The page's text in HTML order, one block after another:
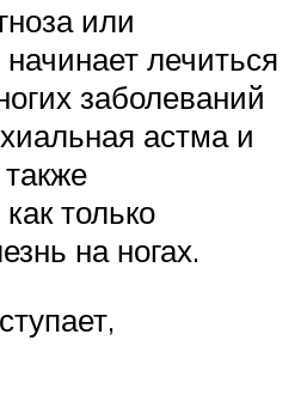
или
лечиться
заболеваний
астма и
только
на ногах.